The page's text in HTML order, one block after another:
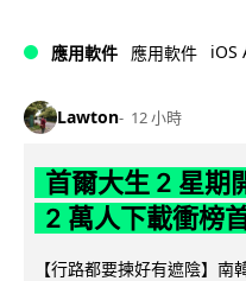
應用軟件 應用軟件 iOS
Lawton 12 小時
首爾大生 2 星期
2 萬人下載衝榜
【行路都要揀好有遮陰】